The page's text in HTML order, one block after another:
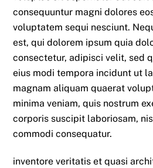
consequuntur magni dolores
voluptatem sequi nesciunt.
est, qui dolorem ipsum quia
consectetur, adipisci velit, sed
eius modi tempora incidunt ut
magnam aliquam quaerat
minima veniam, quis nostrum
corporis suscipit laboriosam,
commodi consequatur.
inventore veritatis et quasi